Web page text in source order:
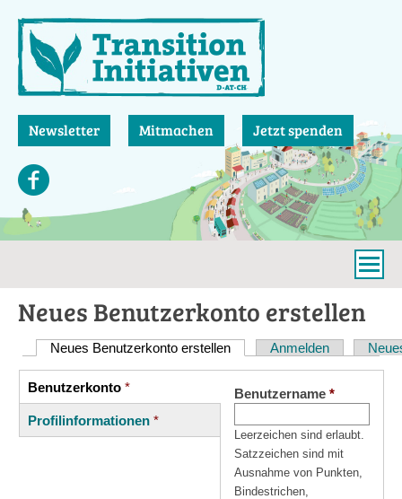
zum
Inhalt
Newsletter Mitmachen Jetzt spenden
Neues Benutzerkonto erstellen
Haupt-
Reiter
Neues Benutzerkonto erstellen (aktiver Reiter)
Anmelden
Vertikale
Reiter
Benutzerkonto *
(aktiver
Reiter)
Profilinformationen *
Benutzername *
Leerzeichen sind erlaubt.
Satzzeichen sind mit
Ausnahme von Punkten,
Bindestrichen,